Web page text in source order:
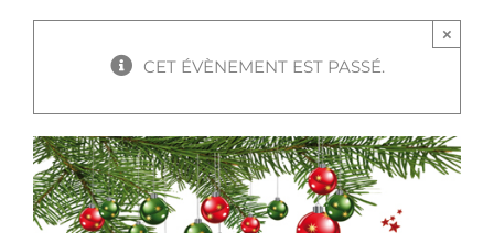
CET ÉVÈNEMENT EST PASSÉ.
×